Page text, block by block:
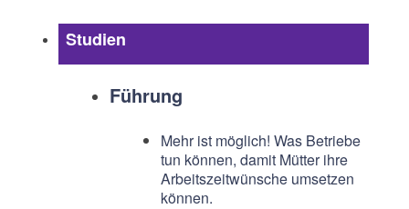
Studien
Führung
Mehr ist möglich! Was Betriebe
tun können, damit Mütter ihre
Arbeitszeitwünsche umsetzen
können.